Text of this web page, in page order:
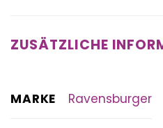
ZUSÄTZLICHE
MARKE Ravensburger